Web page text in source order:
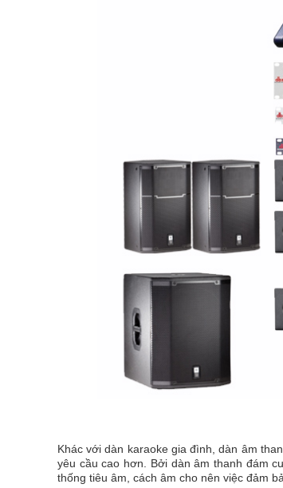
Khác với dàn karaoke gia đình, dàn âm
yêu cầu cao hơn. Bởi dàn âm thanh đám
thống tiêu âm, cách âm cho nên việc đảm